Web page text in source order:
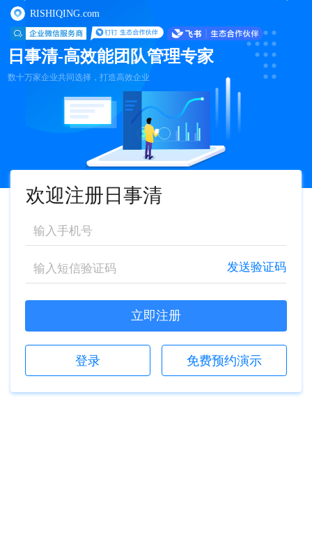
RISHIQING.com
日事清-高效能团队管理专家
数十万家企业共同选择，打造高效企业
欢迎注册日事清
发送验证码
立即注册
登录 免费预约演示